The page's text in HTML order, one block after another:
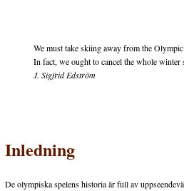
We must take skiing away from the
In fact, we ought to cancel the whole winter
J. Sigfrid Edström
Inledning
De olympiska spelens historia är full av